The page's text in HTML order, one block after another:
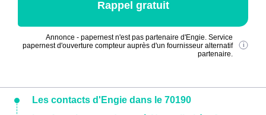
Rappel gratuit
Annonce - papernest n'est pas partenaire d'Engie. Service
papernest d'ouverture compteur auprès d'un fournisseur alternatif
partenaire.
Les contacts d'Engie dans le 70190